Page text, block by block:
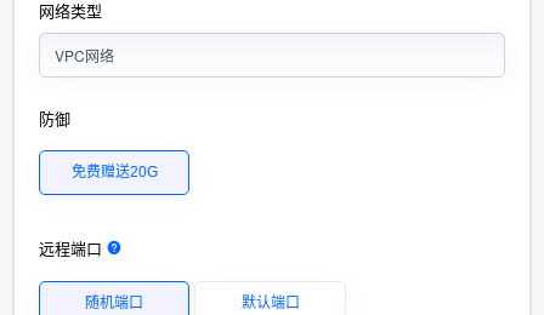
网络类型
VPC网络
防御
免费赠送20G
远程端口
随机端口 默认端口